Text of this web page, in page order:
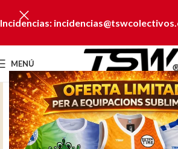
Incidencias:
MENÚ